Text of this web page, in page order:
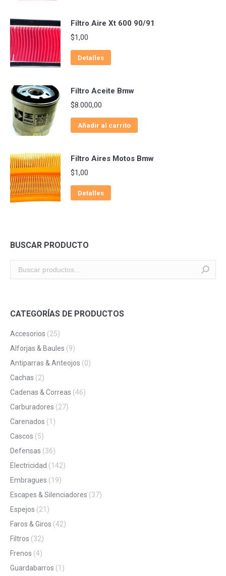
Filtro Aire Xt 600 90/91
$1,00
Detalles
Filtro Aceite Bmw
$8.000,00
Añadir al carrito
Filtro Aires Motos Bmw
$1,00
Detalles
BUSCAR PRODUCTO
CATEGORÍAS DE PRODUCTOS
Accesorios (25)
Alforjas & Baules (9)
Antiparras & Anteojos (0)
Cachas (2)
Cadenas & Correas (46)
Carburadores (27)
Carenados (1)
Cascos (5)
Defensas (36)
Electricidad (142)
Embragues (19)
Escapes & Silenciadores (37)
Espejos (21)
Faros & Giros (42)
Filtros (32)
Frenos (4)
Guardabarros (1)